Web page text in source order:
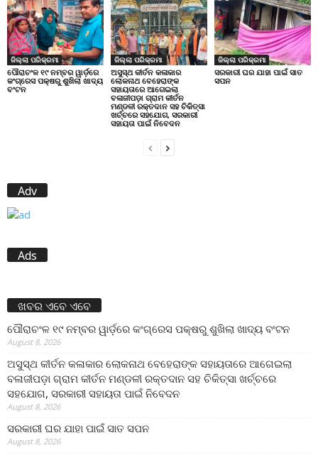
ଜିଲ୍ଲା ପରିକ୍ରମା
ପୌରାଚଂଳ ୧୯ ନମ୍ବର ୱାର୍ଡ଼ରେ
କଂଗ୍ରେସ ପକ୍ଷରୁ ଶୁଖିଲା ଖାଦ୍ୟ
ବଂଟନ
ଜିଲ୍ଲା ପରିକ୍ରମା
ଅସୁସ୍ଥ କୀର୍ତନ କଳାକାର
ଲୋକନାଥ ବେହେରାଙ୍କ
ସହାୟତାରେ ଆଗେଇଲା
ବଳାଜୀପଡ଼ା ଗ୍ରାମ କୀର୍ତନ
ମଣ୍ଡଳୀ ରକ୍ତଦାନ ସହ ଚିକିତ୍ସା
ଖର୍ଚ୍ଚରେ ସହଯୋଗ, ସରକାରୀ
ସହାୟତା ପାଇଁ ନିବେଦନ
ଜିଲ୍ଲା ପରିକ୍ରମା
ସରକାରୀ ଘର ଯାହା ପାଇଁ ସାତ
ସପନ
Adv
Ads
ଖବର ଏବେ ଏବେ
ପୌରାଚଂଳ ୧୯ ନମ୍ବର ୱାର୍ଡ଼ରେ କଂଗ୍ରେସ ପକ୍ଷରୁ ଶୁଖିଲା ଖାଦ୍ୟ ବଂଟନ
August 8, 2026
ଅସୁସ୍ଥ କୀର୍ତନ କଳାକାର ଲୋକନାଥ ବେହେରାଙ୍କ ସହାୟତାରେ ଆଗେଇଲା
ବଳାଜୀପଡ଼ା ଗ୍ରାମ କୀର୍ତନ ମଣ୍ଡଳୀ ରକ୍ତଦାନ ସହ ଚିକିତ୍ସା ଖର୍ଚ୍ଚରେ
ସହଯୋଗ, ସରକାରୀ ସହାୟତା ପାଇଁ ନିବେଦନ
August 8, 2026
ସରକାରୀ ଘର ଯାହା ପାଇଁ ସାତ ସପନ
August 8, 2026